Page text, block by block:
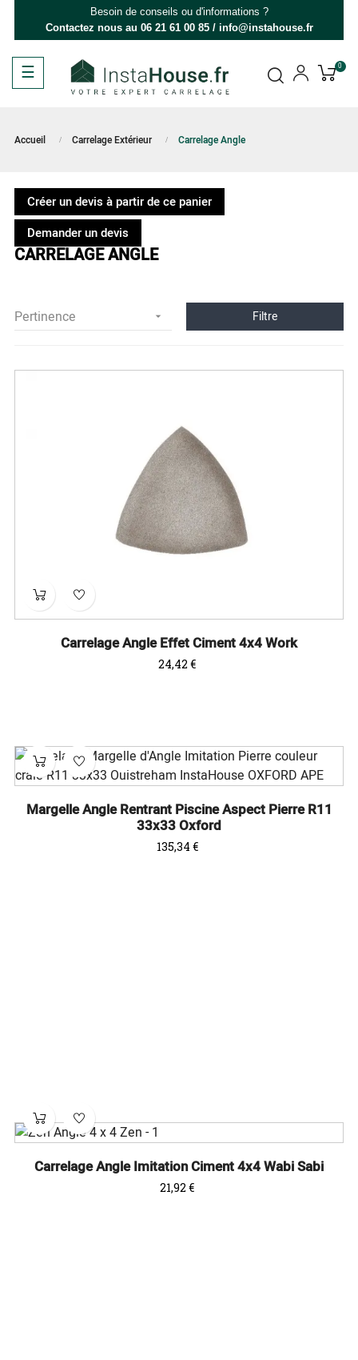
Besoin de conseils ou d'informations ?
Contactez nous au 06 21 61 00 85/ info@instahouse.fr
Basculer
la
☰ 0
Accueil Carrelage Extérieur Carrelage Angle
Créer un devis à partir de ce panier
Demander un devis
CARRELAGE ANGLE
Pertinence  Filtre
Carrelage Angle Effet Ciment 4x4 Work
Prix
24,42 €
Margelle Angle Rentrant Piscine Aspect Pierre R11
33x33 Oxford
Prix
135,34 €
Carrelage Angle Imitation Ciment 4x4 Wabi Sabi
Prix
21,92 €